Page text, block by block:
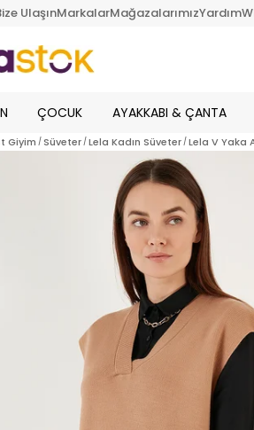
UlaşınMarkalarMağazalarımızYardım
ÇOCUK AYAKKABI & ÇANTA
Giyim Süveter Lela Kadın Süveter Lela V Yaka